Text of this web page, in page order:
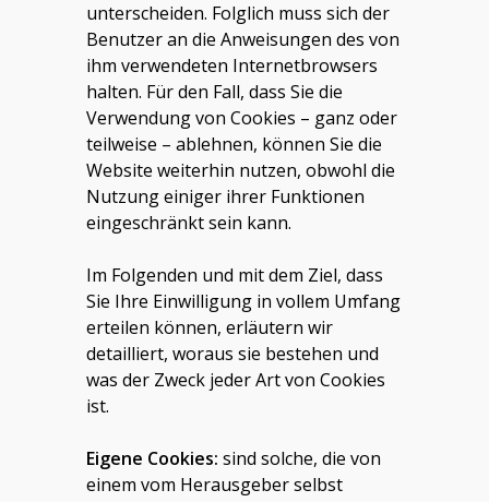
unterscheiden. Folglich muss sich der
Benutzer an die Anweisungen des von
ihm verwendeten Internetbrowsers
halten. Für den Fall, dass Sie die
Verwendung von Cookies – ganz oder
teilweise – ablehnen, können Sie die
Website weiterhin nutzen, obwohl die
Nutzung einiger ihrer Funktionen
eingeschränkt sein kann.
Im Folgenden und mit dem Ziel, dass
Sie Ihre Einwilligung in vollem Umfang
erteilen können, erläutern wir
detailliert, woraus sie bestehen und
was der Zweck jeder Art von Cookies
ist.
Eigene Cookies:sind solche, die von
einem vom Herausgeber selbst